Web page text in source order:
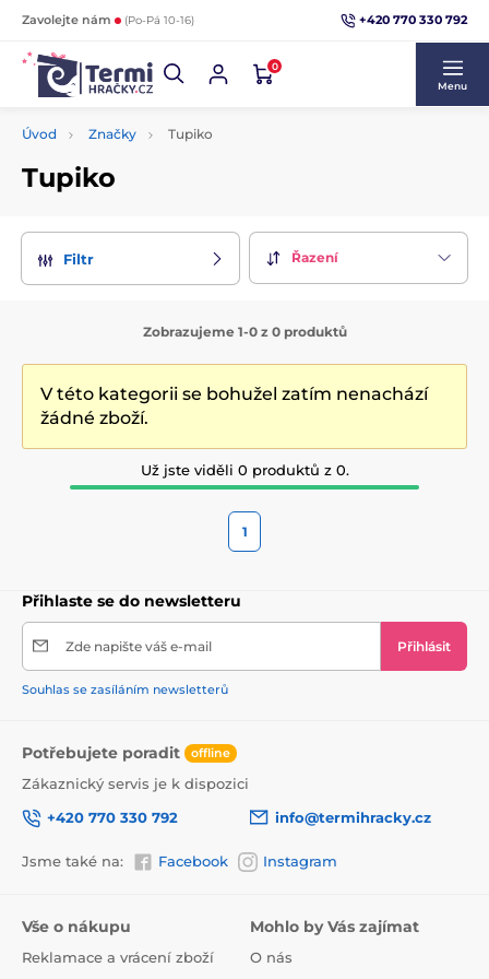
Zavolejte nám (Po-Pá 10-16) +420 770 330 792
0
Menu
Úvod Značky Tupiko
Tupiko
Filtr Řazení
Zobrazujeme 1-0 z 0 produktů
V této kategorii se bohužel zatím nenachází
žádné zboží.
Už jste viděli 0 produktů z 0.
1
Přihlaste se do newsletteru
Zde napište váš e-mail Přihlásit
Souhlas se zasíláním newsletterů
Potřebujete poradit offline
Zákaznický servis je k dispozici
+420 770 330 792
info@termihracky.cz
Jsme také na: Facebook Instagram
Vše o nákupu
Reklamace a vrácení zboží
Mohlo by Vás zajímat
O nás